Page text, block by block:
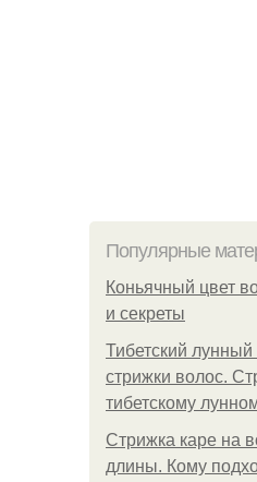
Популярные
Коньячный цвет
и секреты
Тибетский
стрижки волос.
тибетскому
Стрижка каре на
длины. Кому